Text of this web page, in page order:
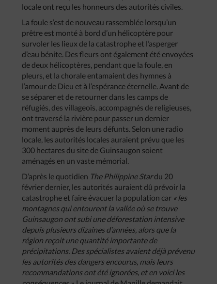
locale ont reçu les honneurs des autorités civiles.
La foule s’est de nouveau rassemblée lorsqu’un
prêtre est monté à bord d’un hélicoptère pour
survoler les lieux de la catastrophe et l’asperger
d’eau bénite. Des fleurs ont également été envoyées
de deux hélicoptères, pendant que la foule, en
pleurs, et la chorale entamaient des hymnes à
l’amour de Dieu et à l’espérance éternelle. Avant de
se séparer et de retourner dans les camps de
réfugiés, des villageois, accompagnés de religieuses,
ont traversé la rivière pour passer un dernier
moment auprès de leurs défunts. Selon une radio
locale, les autorités locales auraient prévu que les
300 hectares du site de Guinsaugon soient
aménagés en un vaste mémorial.
D’après le quotidien The Philippine Stardu 20
février dernier, les autorités auraient dû prévoir la
catastrophe et faire évacuer la population car « les
montagnes qui entourent la vallée où se trouve
Guinsaugon ont subi une déforestation intensive
depuis plusieurs dizaines d’années, alors que la
région reçoit une quantité importante de
précipitations. Des spécialistes avaient déjà prévenu
les autorités des dangers encourus, mais leurs
recommandations ont été ignorées, et en voici les